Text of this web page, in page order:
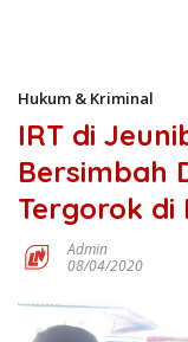
Hukum & Kriminal
IRT di
Bersimbah
Tergorok di
Admin
08/04/2020